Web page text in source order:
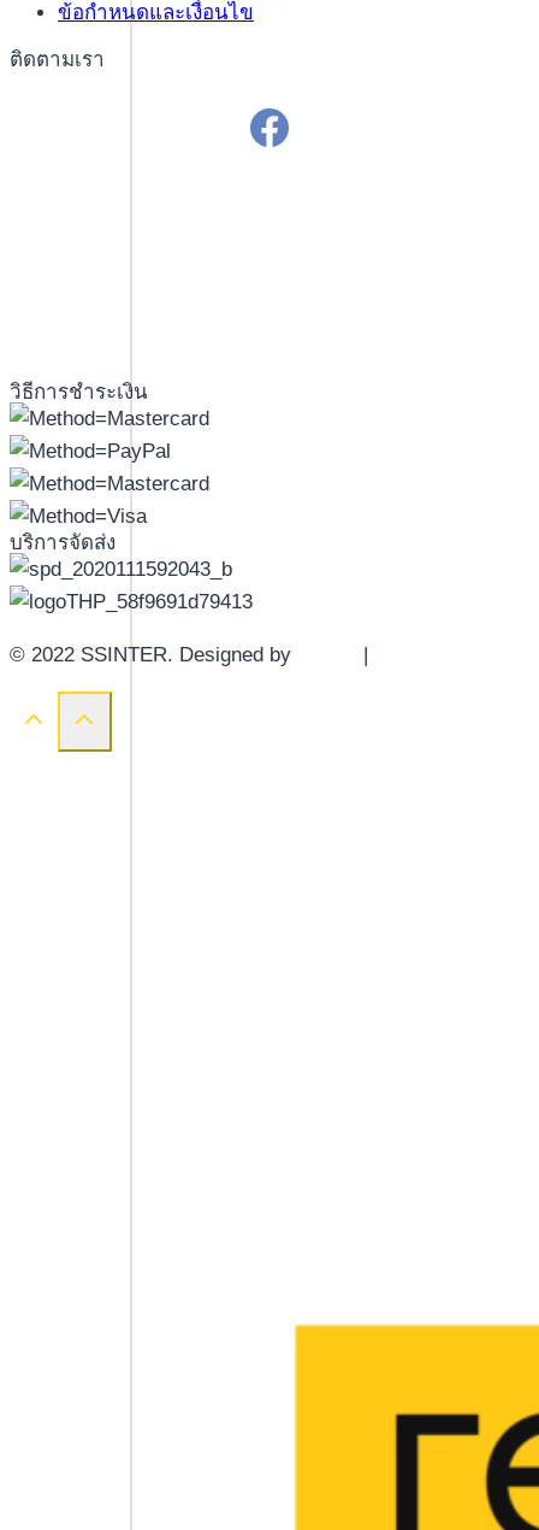
ข้อกำหนดและเงื่อนไข
ติดตามเรา
วิธีการชำระเงิน
บริการจัดส่ง
© 2022 SSINTER. Designed by